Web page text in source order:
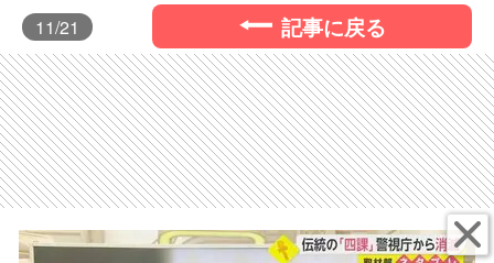
11/21 記事に戻る